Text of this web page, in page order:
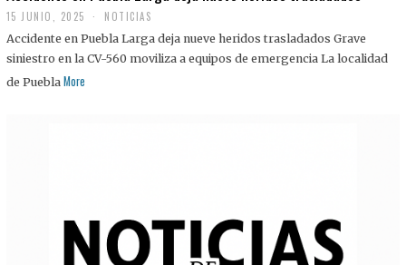
15 JUNIO, 2025 NOTICIAS
Accidente en Puebla Larga deja nueve heridos trasladados Grave
siniestro en la CV-560 moviliza a equipos de emergencia La localidad
de Puebla More